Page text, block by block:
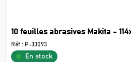
10 feuilles abrasives Makita -
Réf : P-33093
En stock